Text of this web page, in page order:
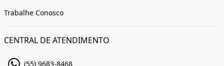
Trabalhe Conosco
CENTRAL DE ATENDIMENTO
(55) 9683-8468